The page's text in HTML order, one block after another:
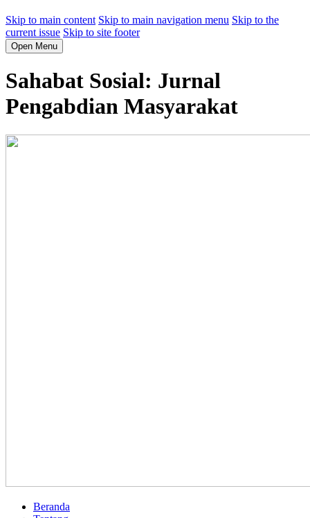
Skip to main content Skip to main navigation menu Skip to the
current issue Skip to site footer
Open Menu
Sahabat Sosial: Jurnal
Pengabdian Masyarakat
Beranda